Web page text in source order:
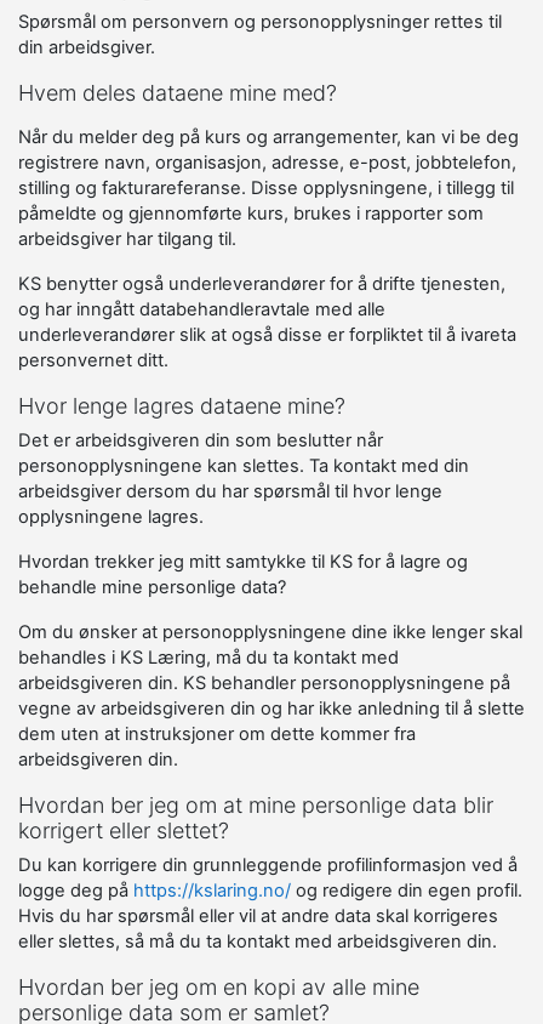
Spørsmål om personvern og personopplysninger rettes til
din arbeidsgiver.
Hvem deles dataene mine med?
Når du melder deg på kurs og arrangementer, kan vi be deg
registrere navn, organisasjon, adresse, e-post, jobbtelefon,
stilling og fakturareferanse. Disse opplysningene, i tillegg til
påmeldte og gjennomførte kurs, brukes i rapporter som
arbeidsgiver har tilgang til.
KS benytter også underleverandører for å drifte tjenesten,
og har inngått databehandleravtale med alle
underleverandører slik at også disse er forpliktet til å ivareta
personvernet ditt.
Hvor lenge lagres dataene mine?
Det er arbeidsgiveren din som beslutter når
personopplysningene kan slettes. Ta kontakt med din
arbeidsgiver dersom du har spørsmål til hvor lenge
opplysningene lagres.
Hvordan trekker jeg mitt samtykke til KS for å lagre og
behandle mine personlige data?
Om du ønsker at personopplysningene dine ikke lenger skal
behandles i KS Læring, må du ta kontakt med
arbeidsgiveren din. KS behandler personopplysningene på
vegne av arbeidsgiveren din og har ikke anledning til å slette
dem uten at instruksjoner om dette kommer fra
arbeidsgiveren din.
Hvordan ber jeg om at mine personlige data blir
korrigert eller slettet?
Du kan korrigere din grunnleggende profilinformasjon ved å
logge deg på https://kslaring.no/ og redigere din egen profil.
Hvis du har spørsmål eller vil at andre data skal korrigeres
eller slettes, så må du ta kontakt med arbeidsgiveren din.
Hvordan ber jeg om en kopi av alle mine
personlige data som er samlet?